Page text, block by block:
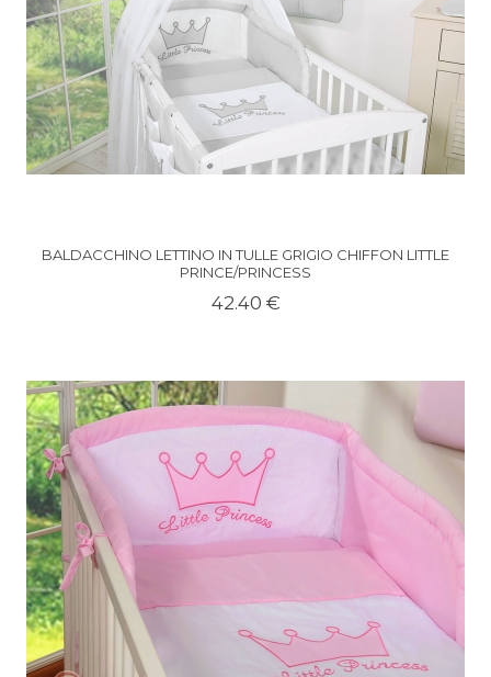
BALDACCHINO LETTINO IN TULLE GRIGIO CHIFFON LITTLE
PRINCE/PRINCESS
42.40 €